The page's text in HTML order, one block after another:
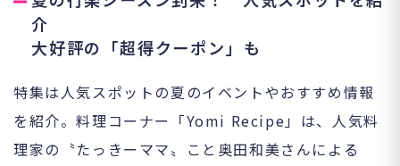
介
大好評の「超得クーポン」も
特集は人気スポットの夏のイベントやおすすめ情報
を紹介。料理コーナー「Yomi Recipe」は、人気料
理家の〝たっきーママ〟こと奥田和美さんによる